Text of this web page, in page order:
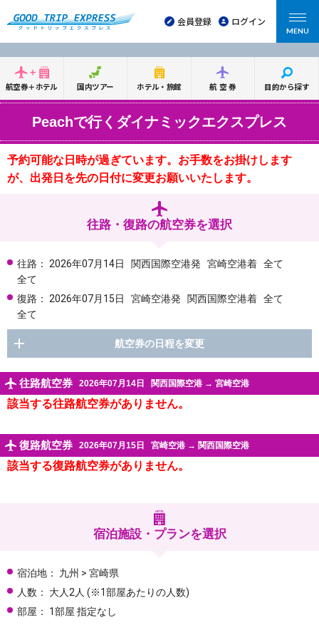
会員登録 ログイン
MENU
航空券＋ホテル 国内ツアー ホテル・旅館 航空券 目的から探す
Peachで行くダイナミックエクスプレス
予約可能な日時が過ぎています。お手数をお掛けします
が、出発日を先の日付に変更お願いいたします。
往路・復路の航空券を選択
往路： 2026年07月14日 関西国際空港発 宮崎空港着 全て
全て
復路： 2026年07月15日 宮崎空港発 関西国際空港着 全て
全て
航空券の日程を変更
往路航空券 2026年07月14日 関西国際空港 → 宮崎空港
該当する往路航空券がありません。
復路航空券 2026年07月15日 宮崎空港 → 関西国際空港
該当する復路航空券がありません。
宿泊施設・プランを選択
宿泊地：
九州 > 宮崎県
人数：
大人2人 (※1部屋あたりの人数)
部屋：
1部屋 指定なし